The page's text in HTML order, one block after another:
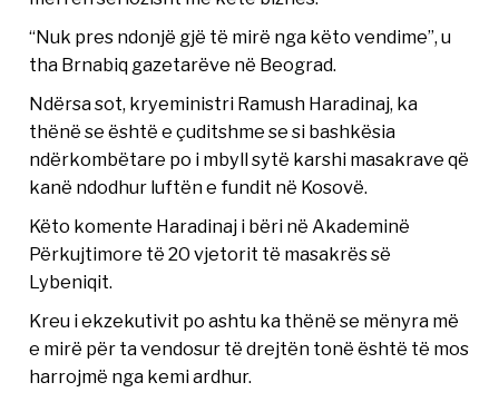
“Nuk pres ndonjë gjë të mirë nga këto vendime”, u
tha Brnabiq gazetarëve në Beograd.
Ndërsa sot, kryeministri Ramush Haradinaj, ka
thënë se është e çuditshme se si bashkësia
ndërkombëtare po i mbyll sytë karshi masakrave që
kanë ndodhur luftën e fundit në Kosovë.
Këto komente Haradinaj i bëri në Akademinë
Përkujtimore të 20 vjetorit të masakrës së
Lybeniqit.
Kreu i ekzekutivit po ashtu ka thënë se mënyra më
e mirë për ta vendosur të drejtën tonë është të mos
harrojmë nga kemi ardhur.